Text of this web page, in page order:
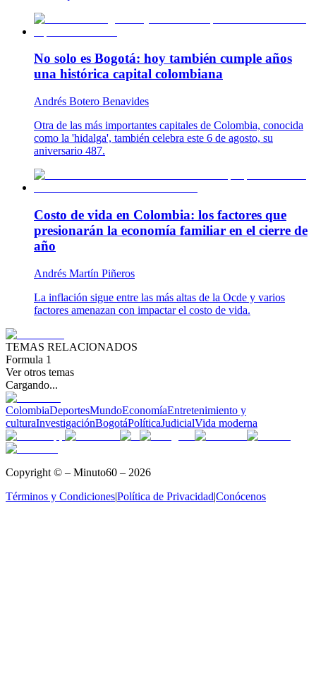
No solo es Bogotá: hoy también cumple años
una histórica capital colombiana
Andrés Botero Benavides
Otra de las más importantes capitales de Colombia, conocida
como la 'hidalga', también celebra este 6 de agosto, su
aniversario 487.
Costo de vida en Colombia: los factores que
presionarán la economía familiar en el cierre de
año
Andrés Martín Piñeros
La inflación sigue entre las más altas de la Ocde y varios
factores amenazan con impactar el costo de vida.
TEMAS RELACIONADOS
Formula 1
Ver otros temas
Cargando...
ColombiaDeportesMundoEconomíaEntretenimiento y
culturaInvestigaciónBogotáPolíticaJudicialVida moderna
Copyright © – Minuto60 – 2026
Términos y Condiciones|Política de Privacidad|Conócenos